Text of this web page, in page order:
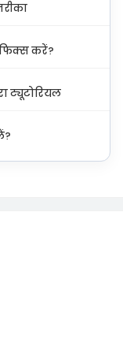
फिक्स करें?
ट्यूटोरियल